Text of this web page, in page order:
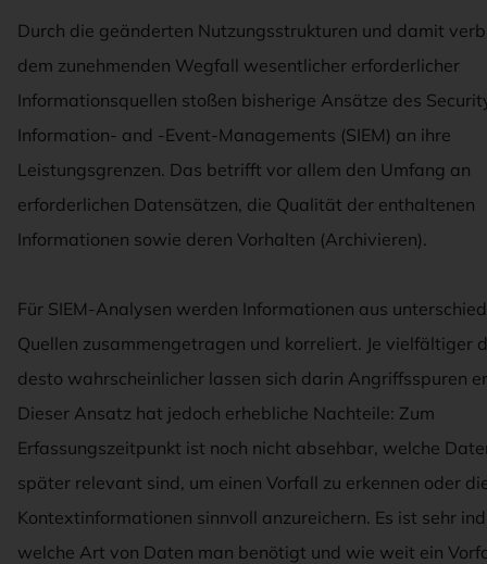
Durch die geänderten Nutzungsstrukturen und damit
dem zunehmenden Wegfall wesentlicher erforderlicher
Informationsquellen stoßen bisherige Ansätze des
Information- and -Event-Managements (SIEM) an ihre
Leistungsgrenzen. Das betrifft vor allem den Umfang an
erforderlichen Datensätzen, die Qualität der enthaltenen
Informationen sowie deren Vorhalten (Archivieren).
Für SIEM-Analysen werden Informationen aus
Quellen zusammengetragen und korreliert. Je vielfältiger
desto wahrscheinlicher lassen sich darin Angriffsspuren
Dieser Ansatz hat jedoch erhebliche Nachteile: Zum
Erfassungszeitpunkt ist noch nicht absehbar, welche
später relevant sind, um einen Vorfall zu erkennen oder
Kontextinformationen sinnvoll anzureichern. Es ist sehr
welche Art von Daten man benötigt und wie weit ein